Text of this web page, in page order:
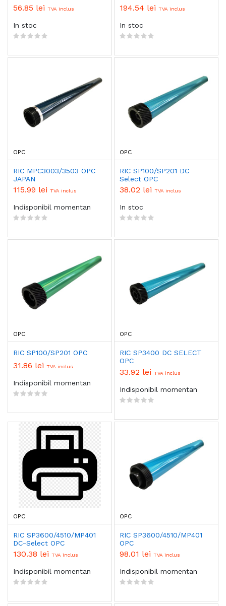
56.85 lei TVA inclus
In stoc
194.54 lei TVA inclus
In stoc
OPC
RIC MPC3003/3503 OPC
JAPAN
115.99 lei TVA inclus
Indisponibil momentan
OPC
RIC SP100/SP201 DC
Select OPC
38.02 lei TVA inclus
In stoc
OPC
RIC SP100/SP201 OPC
31.86 lei TVA inclus
Indisponibil momentan
OPC
RIC SP3400 DC SELECT
OPC
33.92 lei TVA inclus
Indisponibil momentan
OPC
RIC SP3600/4510/MP401
DC-Select OPC
130.38 lei TVA inclus
Indisponibil momentan
OPC
RIC SP3600/4510/MP401
OPC
98.01 lei TVA inclus
Indisponibil momentan